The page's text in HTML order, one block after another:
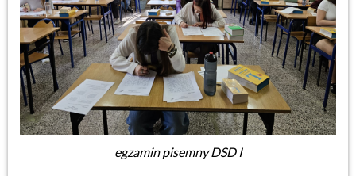
egzamin pisemny DSD I